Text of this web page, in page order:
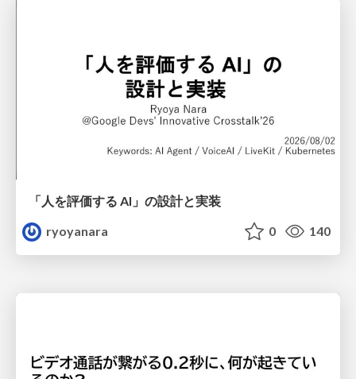
「人を評価する AI」の 設計と実装
ryoyanara
0 140